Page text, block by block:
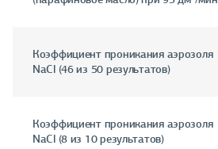
Коэффициент проникания аэрозоля
NaCl (46 из 50 результатов)
Коэффициент проникания аэрозоля
NaCl (8 из 10 результатов)